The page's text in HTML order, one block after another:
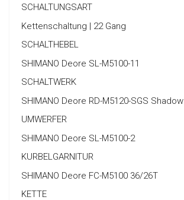
SCHALTUNGSART
Kettenschaltung | 22 Gang
SCHALTHEBEL
SHIMANO Deore SL-M5100-11
SCHALTWERK
SHIMANO Deore RD-M5120-SGS Shadow
UMWERFER
SHIMANO Deore SL-M5100-2
KURBELGARNITUR
SHIMANO Deore FC-M5100 36/26T
KETTE